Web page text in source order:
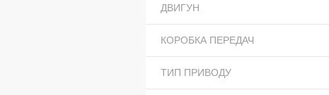
ДВИГУН
КОРОБКА ПЕРЕДАЧ
ТИП ПРИВОДУ